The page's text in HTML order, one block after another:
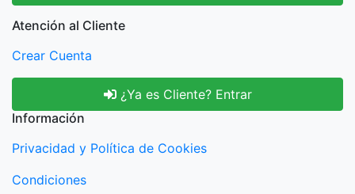
Atención al Cliente
Crear Cuenta
¿Ya es Cliente? Entrar
Información
Privacidad y Política de Cookies
Condiciones